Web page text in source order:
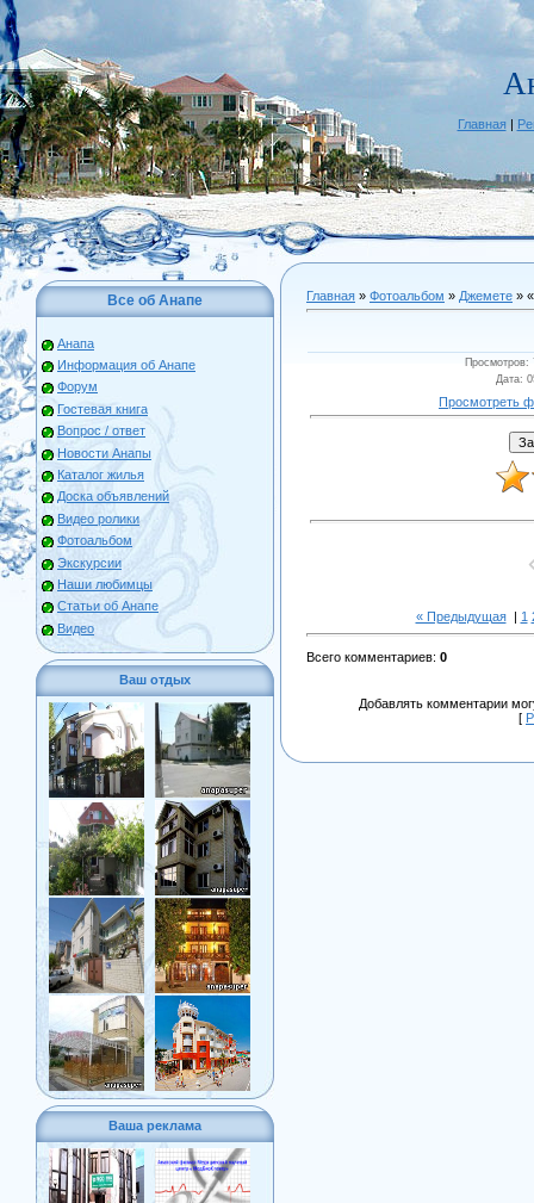
Главная |
Все об Анапе
Анапа
Информация об Анапе
Форум
Гостевая книга
Вопрос / ответ
Новости Анапы
Каталог жилья
Доска объявлений
Видео ролики
Фотоальбом
Экскурсии
Наши любимцы
Статьи об Анапе
Видео
Ваш отдых
Ваша реклама
Главная » Фотоальбом » Джемете »
Просмотров:
Дата:
Просмотреть
« Предыдущая| 1
Всего комментариев: 0
Добавлять комментарии
[